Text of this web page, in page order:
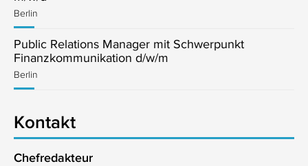
Berlin
Public Relations Manager mit Schwerpunkt
Finanzkommunikation d/w/m
Berlin
Kontakt
Chefredakteur